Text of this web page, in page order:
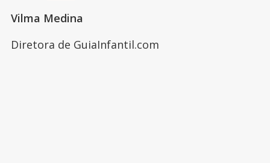
Vilma Medina
Diretora de GuiaInfantil.com